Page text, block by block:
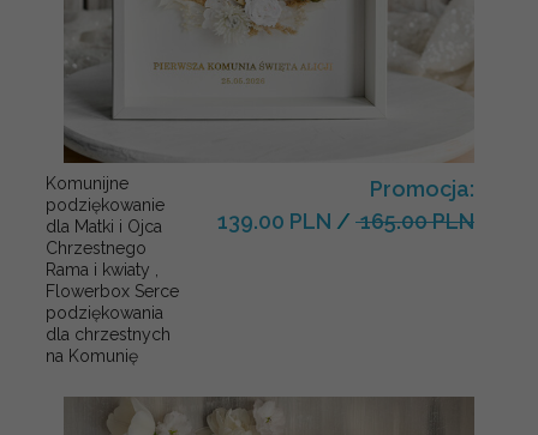
Komunijne
podziękowanie
dla Matki i Ojca
Chrzestnego
Rama i kwiaty ,
Flowerbox Serce
podziękowania
dla chrzestnych
na Komunię
Promocja:
139.00 PLN / 165.00 PLN